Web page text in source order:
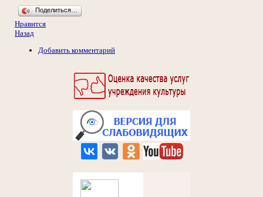
Поделиться…
Нравится
Назад
Добавить комментарий